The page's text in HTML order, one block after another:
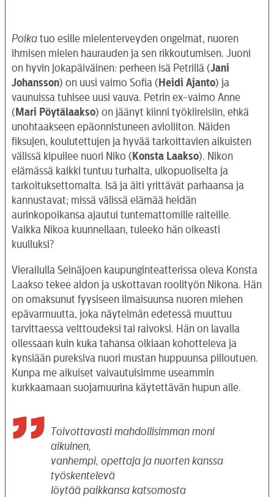
Poika tuo esille mielenterveyden ongelmat, nuoren
ihmisen mielen haurauden ja sen rikkoutumisen. Juoni
on hyvin jokapäiväinen: perheen isä Petrillä (Jani
Johansson) on uusi vaimo Sofia ( Heidi Ajanto) ja
vaunuissa tuhisee uusi vauva. Petrin ex-vaimo Anne
( Mari Pöytälaakso) on jäänyt kiinni työkiireisiin, ehkä
unohtaakseen epäonnistuneen avioliiton. Näiden
fiksujen, koulutettujen ja hyvää tarkoittavien aikuisten
välissä kipuilee nuori Niko ( Konsta Laakso). Nikon
elämässä kaikki tuntuu turhalta, ulkopuoliselta ja
tarkoituksettomalta. Isä ja äiti yrittävät parhaansa ja
kannustavat; missä välissä elämää heidän
aurinkopoikansa ajautui tuntemattomille raiteille.
Vaikka Nikoa kuunnellaan, tuleeko hän oikeasti
kuulluksi?
Vierailulla Seinäjoen kaupunginteatterissa oleva Konsta
Laakso tekee aidon ja uskottavan roolityön Nikona. Hän
on omaksunut fyysiseen ilmaisuunsa nuoren miehen
epävarmuutta, joka näytelmän edetessä muuttuu
tarvittaessa velttoudeksi tai raivoksi. Hän on lavalla
ollessaan kuin kuka tahansa olkiaan kohotteleva ja
kynsiään pureksiva nuori mustan huppuunsa piiloutuen.
Kunpa me aikuiset vaivautuisimme useammin
kurkkaamaan suojamuurina käytettävän hupun alle.
Toivottavasti mahdollisimman moni
aikuinen,
vanhempi, opettaja ja nuorten kanssa
työskentelevä
löytää paikkansa katsomosta